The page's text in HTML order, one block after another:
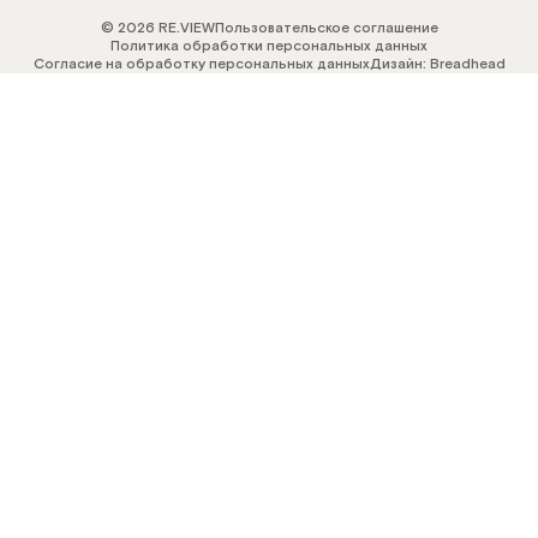
© 2026 RE.VIEWПользовательское соглашение
Политика обработки персональных данных
Согласие на обработку персональных данныхДизайн: Breadhead